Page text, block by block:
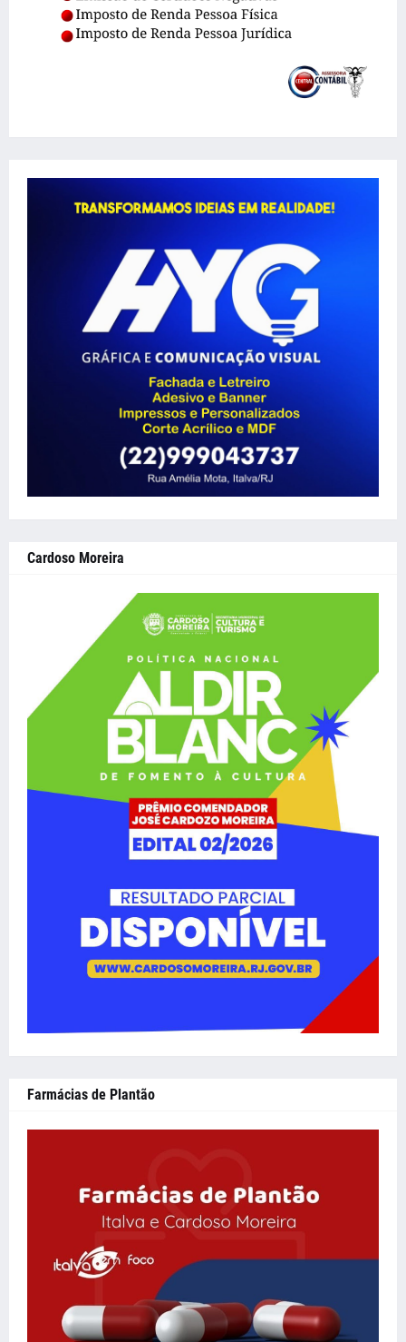
Cardoso Moreira
Farmácias de Plantão